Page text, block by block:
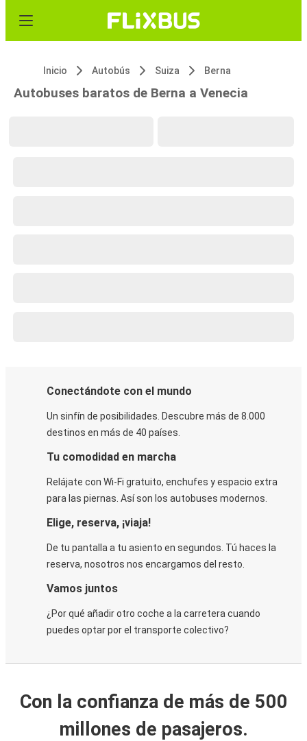
Inicio Autobús Suiza Berna
Autobuses baratos de Berna a Venecia
Conectándote con el mundo
Un sinfín de posibilidades. Descubre más de 8.000
destinos en más de 40 países.
Tu comodidad en marcha
Relájate con Wi-Fi gratuito, enchufes y espacio extra
para las piernas. Así son los autobuses modernos.
Elige, reserva, ¡viaja!
De tu pantalla a tu asiento en segundos. Tú haces la
reserva, nosotros nos encargamos del resto.
Vamos juntos
¿Por qué añadir otro coche a la carretera cuando
puedes optar por el transporte colectivo?
Con la confianza de más de 500
millones de pasajeros.